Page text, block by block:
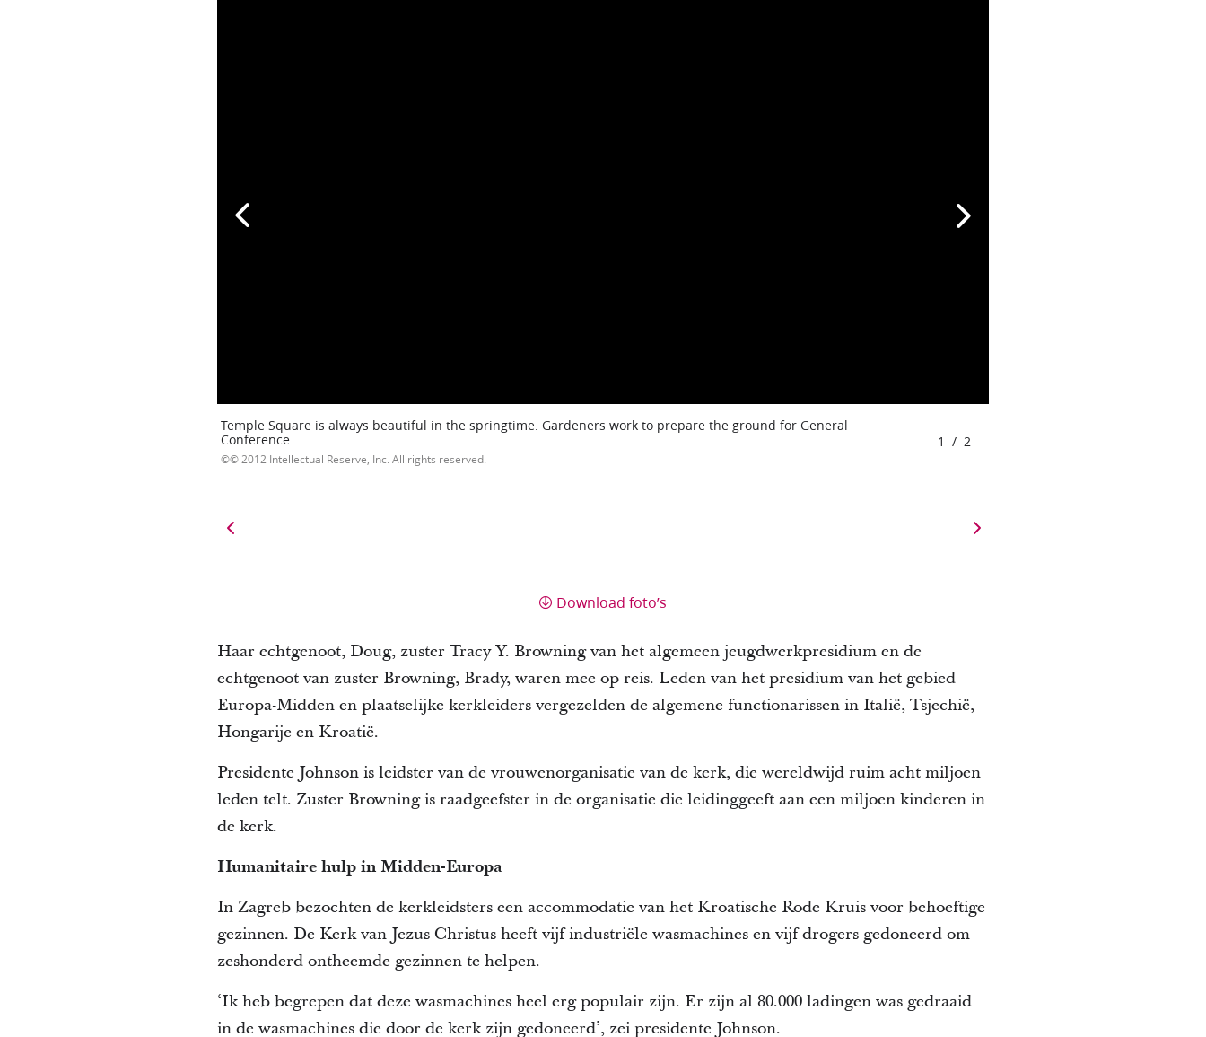
Temple Square is always beautiful in the springtime. Gardeners work to prepare the ground for General
Conference.
© 2012 Intellectual Reserve, Inc. All rights reserved.
1 / 2
Download foto’s
Haar echtgenoot, Doug, zuster Tracy Y. Browning van het algemeen jeugdwerkpresidium en de
echtgenoot van zuster Browning, Brady, waren mee op reis. Leden van het presidium van het gebied
Europa-Midden en plaatselijke kerkleiders vergezelden de algemene functionarissen in Italië, Tsjechië,
Hongarije en Kroatië.
Presidente Johnson is leidster van de vrouwenorganisatie van de kerk, die wereldwijd ruim acht miljoen
leden telt. Zuster Browning is raadgeefster in de organisatie die leidinggeeft aan een miljoen kinderen in
de kerk.
Humanitaire hulp in Midden-Europa
In Zagreb bezochten de kerkleidsters een accommodatie van het Kroatische Rode Kruis voor behoeftige
gezinnen. De Kerk van Jezus Christus heeft vijf industriële wasmachines en vijf drogers gedoneerd om
zeshonderd ontheemde gezinnen te helpen.
‘Ik heb begrepen dat deze wasmachines heel erg populair zijn. Er zijn al 80.000 ladingen was gedraaid
in de wasmachines die door de kerk zijn gedoneerd’, zei presidente Johnson.